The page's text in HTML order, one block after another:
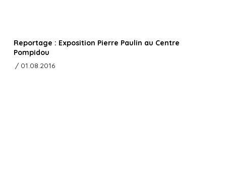
Reportage : Exposition Pierre Paulin au Centre
Pompidou
/ 01.08.2016